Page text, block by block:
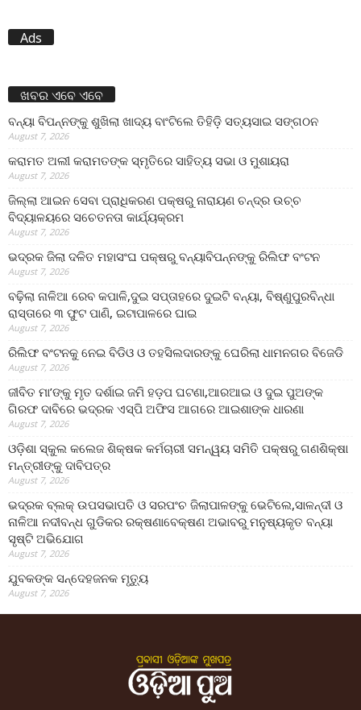
Ads
ଖବର ଏବେ ଏବେ
ବନ୍ୟା ବିପନ୍ନଙ୍କୁ ଶୁଖିଲା ଖାଦ୍ୟ ବାଂଟିଲେ ତିହିଡି଼ ସତ୍ୟସାଇ ସଙ୍ଗଠନ
August 7, 2026
କରାମତ ଅଲୀ କରାମତଙ୍କ ସ୍ମୃତିରେ ସାହିତ୍ୟ ସଭା ଓ ମୁଶାୟରା
August 7, 2026
ଜିଲ୍ଲା ଆଇନ ସେବା ପ୍ରାଧିକରଣ ପକ୍ଷରୁ ନାରାୟଣ ଚନ୍ଦ୍ର ଉଚ୍ଚ
ବିଦ୍ୟାଳୟରେ ସଚେତନତା କାର୍ଯ୍ୟକ୍ରମ
August 7, 2026
ଭଦ୍ରକ ଜିଲା ଦଳିତ ମହାସଂଘ ପକ୍ଷରୁ ବନ୍ୟାବିପନ୍ନଙ୍କୁ ରିଲିଫ ବଂଟନ
August 7, 2026
ବଢ଼ିଲା ନାଳିଆ ରେବ କପାଳି,ଦୁଇ ସପ୍ତାହରେ ଦୁଇଟି ବନ୍ୟା, ବିଷ୍ଣୁପୁରବିନ୍ଧା
ରାସ୍ତାରେ ୩ ଫୁଟ ପାଣି, ଇଟାପାଳରେ ଘାଇ
August 7, 2026
ରିଲିଫ ବଂଟନକୁ ନେଇ ବିଡିଓ ଓ ତହସିଲଦାରଙ୍କୁ ଘେରିଲା ଧାମନଗର ବିଜେଡି
August 7, 2026
ଜୀବିତ ମା’ଙ୍କୁ ମୃତ ଦର୍ଶାଇ ଜମି ହଡ଼ପ ଘଟଣା,ଆରଆଇ ଓ ଦୁଇ ପୁଅଙ୍କ
ଗିରଫ ଦାବିରେ ଭଦ୍ରକ ଏସ୍‌ପି ଅଫିସ ଆଗରେ ଆଇଶାଙ୍କ ଧାରଣା
August 7, 2026
ଓଡ଼ିଶା ସ୍କୁଲ କଲେଜ ଶିକ୍ଷକ କର୍ମଚାରୀ ସମନ୍ୱୟ ସମିତି ପକ୍ଷରୁ ଗଣଶିକ୍ଷା
ମନ୍ତ୍ରୀଙ୍କୁ ଦାବିପତ୍ର
August 7, 2026
ଭଦ୍ରକ ବ୍ଲକ୍ ଉପସଭାପତି ଓ ସରପଂଚ ଜିଲାପାଳଙ୍କୁ ଭେଟିଲେ,ସାଳନ୍ଦୀ ଓ
ନାଳିଆ ନଦୀବନ୍ଧ ଗୁଡିକର ରକ୍ଷଣାବେକ୍ଷଣ ଅଭାବରୁ ମନୁଷ୍ୟକୃତ ବନ୍ୟା
ସୃଷ୍ଟି ଅଭିଯୋଗ
August 7, 2026
ଯୁବକଙ୍କ ସନ୍ଦେହଜନକ ମୃତ୍ୟୁ
August 7, 2026